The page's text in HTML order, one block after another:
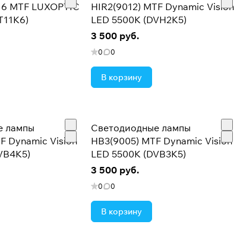
MTF LUXOPTIC
HIR2(9012) MTF Dynamic Vision
LED 5500K (DVH2K5)
3 500 руб.
0 0
В корзину
лампы
Dynamic Vision
Светодиодные лампы
HB3(9005) MTF Dynamic Vision
LED 5500K (DVB3K5)
3 500 руб.
0 0
В корзину